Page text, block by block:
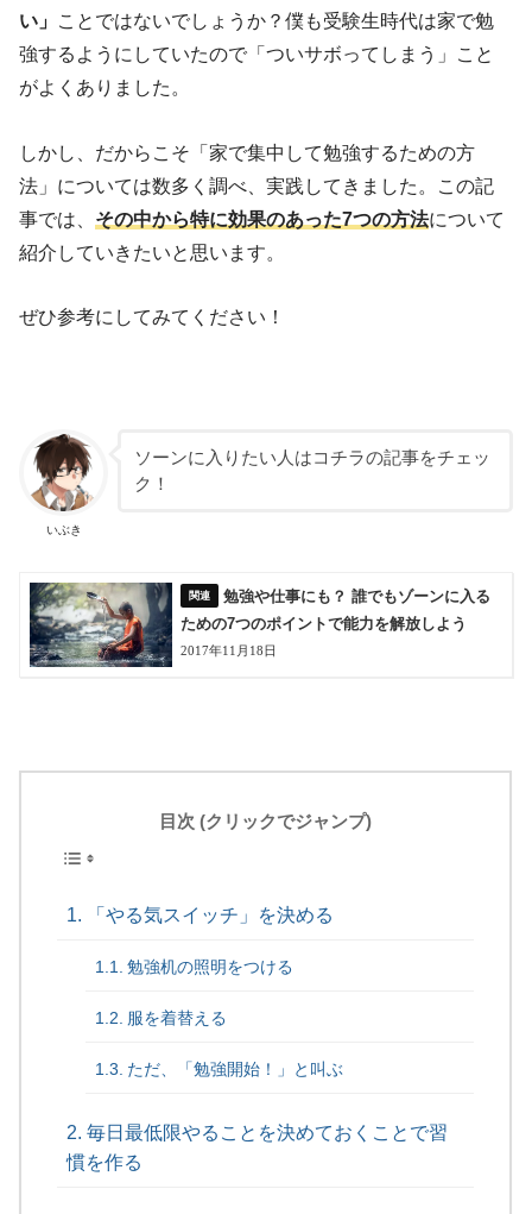
い」 ことではないでしょうか？僕も受験生時代は家で勉
強するようにしていたので「ついサボってしまう」こと
がよくありました。
しかし、だからこそ「家で集中して勉強するための方
法」については数多く調べ、実践してきました。この記
事では、 その中から特に効果のあった7つの方法について
紹介していきたいと思います。
ぜひ参考にしてみてください！
いぶき
ソーンに入りたい人はコチラの記事をチェッ
ク！
勉強や仕事にも？ 誰でもゾーンに入る
ための7つのポイントで能力を解放しよう
2017年11月18日
目次 (クリックでジャンプ)
「やる気スイッチ」を決める
勉強机の照明をつける
服を着替える
ただ、「勉強開始！」と叫ぶ
毎日最低限やることを決めておくことで習
慣を作る